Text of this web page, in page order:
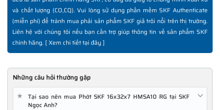
và chất lượng (CO,CQ). Vui lòng sử dụng phần mềm SKF Authenticate
(miễn phí) để tránh mua phải sản phẩm SKF giả trôi nổi trên thị trường.
Liên hệ với chúng tôi nếu bạn cần trợ giúp thông tin về sản phẩm SKF
chính hãng. [Xem chi tiết tại đây]
Những câu hỏi thường gặp
★
Tại sao nên mua Phớt SKF 16x32x7 HMSA10 RG tại SKF
Ngọc Anh?